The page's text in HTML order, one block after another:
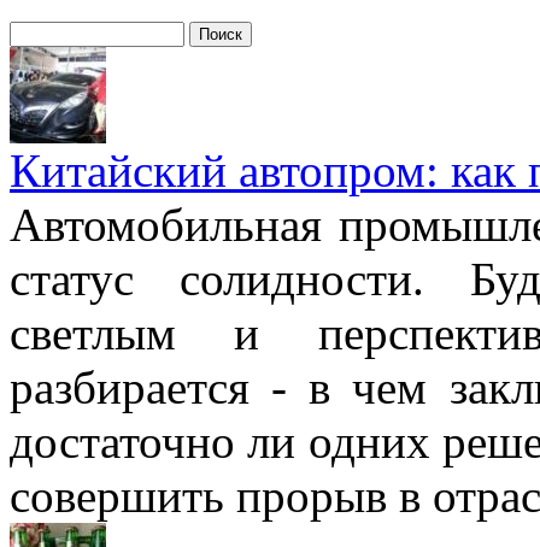
Китайский автопром: как
Автомобильная
статус солидности.
светлым и
разбирается - в чем
достаточно ли одних
совершить прорыв в